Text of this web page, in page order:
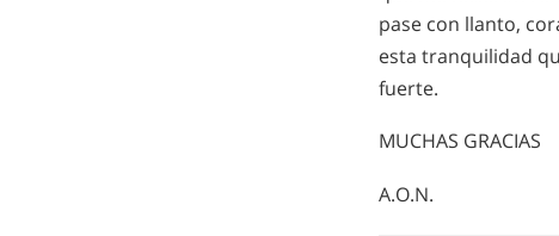
pase con llanto,
esta tranquilidad
fuerte.
MUCHAS GRACIAS
A.O.N.